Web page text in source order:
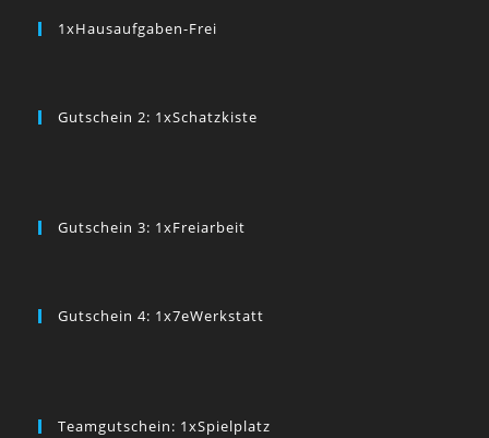
1xHausaufgaben-Frei
Gutschein 2: 1xSchatzkiste
Gutschein 3: 1xFreiarbeit
Gutschein 4: 1x7eWerkstatt
Teamgutschein: 1xSpielplatz